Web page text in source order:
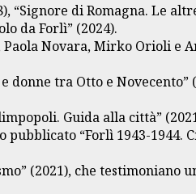
di Romagna. Le
da Forlì” (2024).
Paola Novara, Mirko Orioli e
tra Otto e Novecento”
Guida alla città”
pubblicato “Forlì 1943-1944.
(2021), che testimoniano